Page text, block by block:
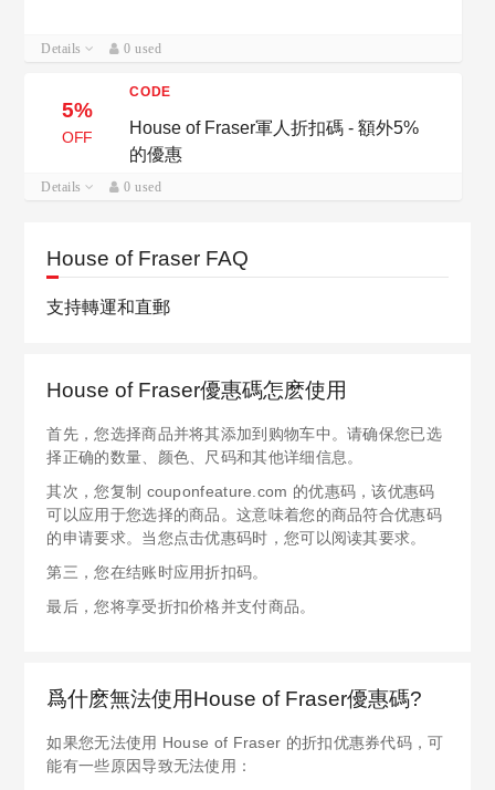
Details 0 used
5%
OFF
CODE
House of Fraser軍人折扣碼 - 額外5%
的優惠
Details 0 used
House of Fraser FAQ
支持轉運和直郵
House of Fraser優惠碼怎麽使用
首先，您选择商品并将其添加到购物车中。请确保您已选
择正确的数量、颜色、尺码和其他详细信息。
其次，您复制 couponfeature.com 的优惠码，该优惠码
可以应用于您选择的商品。这意味着您的商品符合优惠码
的申请要求。当您点击优惠码时，您可以阅读其要求。
第三，您在结账时应用折扣码。
最后，您将享受折扣价格并支付商品。
爲什麽無法使用House of Fraser優惠碼?
如果您无法使用 House of Fraser 的折扣优惠券代码，可
能有一些原因导致无法使用：